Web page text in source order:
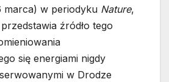
marca) w periodyku Nature,
źródło tego
się energiami nigdy
w Drodze